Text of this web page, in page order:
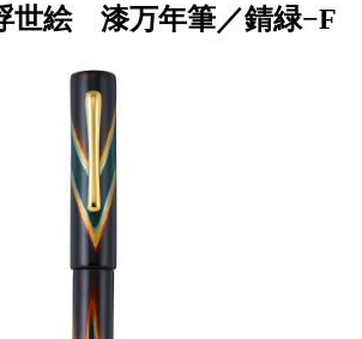
絵 漆万年筆／錆緑−F
想を得た万年筆